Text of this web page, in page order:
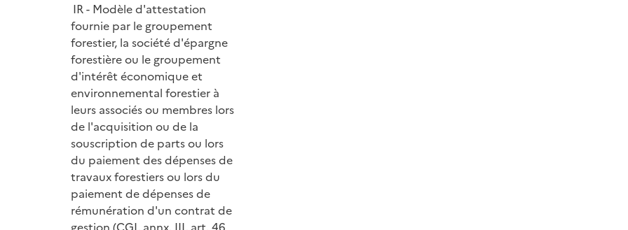
IR - Modèle d'attestation
fournie par le groupement
forestier, la société d'épargne
forestière ou le groupement
d'intérêt économique et
environnemental forestier à
leurs associés ou membres lors
de l'acquisition ou de la
souscription de parts ou lors
du paiement des dépenses de
travaux forestiers ou lors du
paiement de dépenses de
rémunération d'un contrat de